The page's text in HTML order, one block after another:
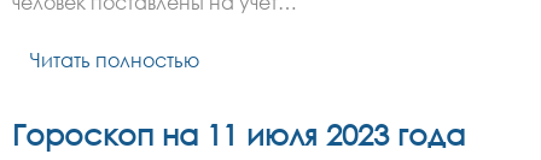
Читать полностью
Гороскоп на 11 июля 2023 года